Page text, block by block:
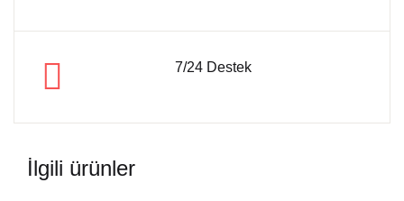
7/24 Destek
İlgili ürünler